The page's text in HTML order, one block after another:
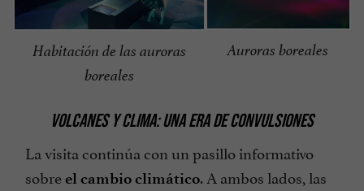
Habitación de las auroras
boreales
Auroras boreales
VOLCANES Y CLIMA: UNA ERA DE CONVULSIONES
La visita continúa con un pasillo informativo
sobreel cambio climático. A ambos lados, las